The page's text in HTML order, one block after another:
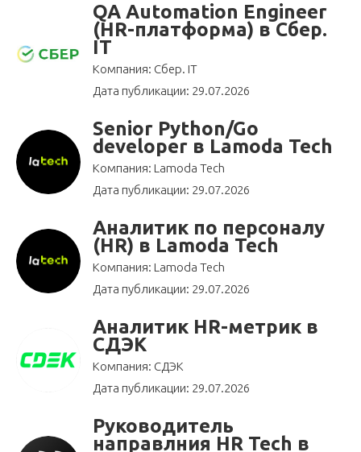
QA Automation Engineer
(HR-платформа) в Сбер.
IT
Компания: Сбер. IT
Дата публикации: 29.07.2026
Senior Python/Go
developer в Lamoda Tech
Компания: Lamoda Tech
Дата публикации: 29.07.2026
Аналитик по персоналу
(HR) в Lamoda Tech
Компания: Lamoda Tech
Дата публикации: 29.07.2026
Аналитик HR-метрик в
СДЭК
Компания: СДЭК
Дата публикации: 29.07.2026
Руководитель
направлния HR Tech в